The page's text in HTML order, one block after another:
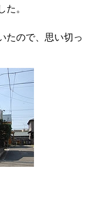
た。
たので、思い切っ